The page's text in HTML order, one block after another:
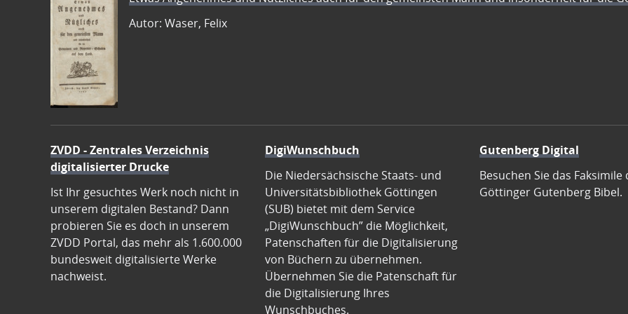
Autor: Waser, Felix
ZVDD - Zentrales Verzeichnis
digitalisierter Drucke
Ist Ihr gesuchtes Werk noch nicht in
unserem digitalen Bestand? Dann
probieren Sie es doch in unserem
ZVDD Portal, das mehr als 1.600.000
bundesweit digitalisierte Werke
nachweist.
DigiWunschbuch
Die Niedersächsische Staats- und
Universitätsbibliothek Göttingen
(SUB) bietet mit dem Service
„DigiWunschbuch” die Möglichkeit,
Patenschaften für die Digitalisierung
von Büchern zu übernehmen.
Übernehmen Sie die Patenschaft für
die Digitalisierung Ihres
Wunschbuches.
Gutenberg Digital
Besuchen Sie das Faksimile
Göttinger Gutenberg Bibel.